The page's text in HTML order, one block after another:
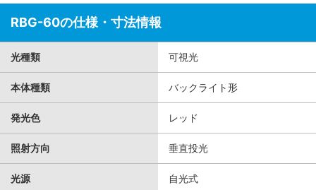
RBG-60の仕様・寸法情報
光種類 可視光
本体種類 バックライト形
発光色 レッド
照射方向 垂直投光
光源 自光式